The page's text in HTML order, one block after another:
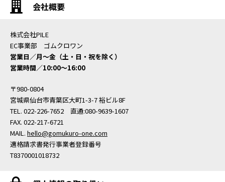
会社概要
株式会社PILE
EC事業部 ゴムクロワン
営業日／月〜金（土・日・祝を除く）
営業時間／10:00〜16:00
〒980-0804
宮城県仙台市青葉区大町1-3-7 裕ビル8F
TEL. 022-226-7652 直通:080-9639-1607
FAX. 022-217-6721
MAIL. hello@gomukuro-one.com
適格請求書発行事業者登録番号
T8370001018732